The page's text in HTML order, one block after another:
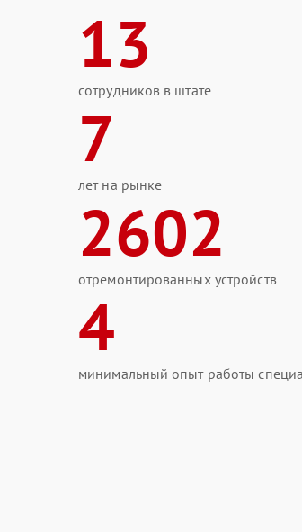
13
сотрудников в штате
7
лет на рынке
2602
отремонтированных устройств
4
минимальный опыт работы